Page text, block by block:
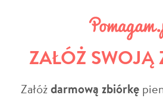
ZAŁÓŻ SWOJĄ
Załóżdarmową zbiórkę